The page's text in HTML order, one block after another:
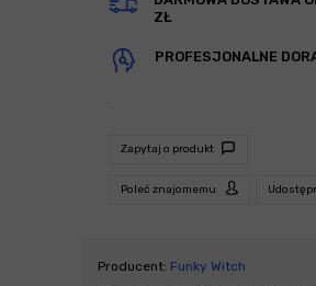
ZŁ
PROFESJONALNE
Zapytaj o produkt
Poleć znajomemu
Producent: Funky Witch